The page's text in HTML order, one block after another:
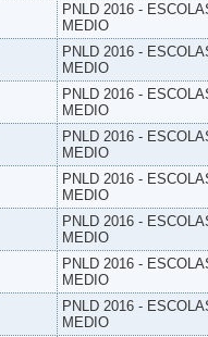
PNLD 2016 -
MEDIO
PNLD 2016 -
MEDIO
PNLD 2016 -
MEDIO
PNLD 2016 -
MEDIO
PNLD 2016 -
MEDIO
PNLD 2016 -
MEDIO
PNLD 2016 -
MEDIO
PNLD 2016 -
MEDIO